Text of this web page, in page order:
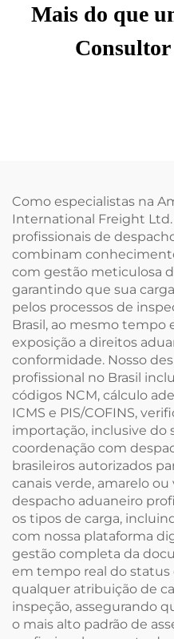
Mais do que
Como especialistas na
International Freight Ltd.
profissionais de
combinam
com gestão meticulosa
garantindo que sua
pelos processos de
Brasil, ao mesmo tempo
exposição a direitos
conformidade. Nosso
profissional no Brasil
códigos NCM, cálculo
ICMS e PIS/COFINS,
importação, inclusive do
coordenação com
brasileiros autorizados
canais verde, amarelo
despacho aduaneiro
os tipos de carga,
com nossa plataforma
gestão completa da
em tempo real do status
qualquer atribuição de
inspeção, assegurando
o mais alto padrão de